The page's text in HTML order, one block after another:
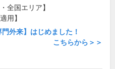
全国エリア】
用】
外来】はじめました！
こちらから＞＞